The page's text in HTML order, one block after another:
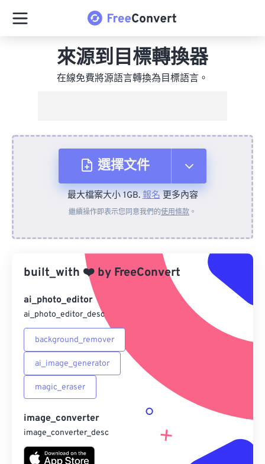
來源到目標轉換器
在線免費將源語言轉換為目標語言。
選擇文件
來自裝置
來自 Google 雲端硬碟
來自 OneDrive
來自網址
最大檔案大小 1GB.報名更多內容
繼續操作即表示您同意我們的使用條款 。
built_with ❤️ by FreeConvert
ai_photo_editor
ai_photo_editor_desc
background_remover
ai_image_generator
magic_eraser
image_converter
image_converter_desc